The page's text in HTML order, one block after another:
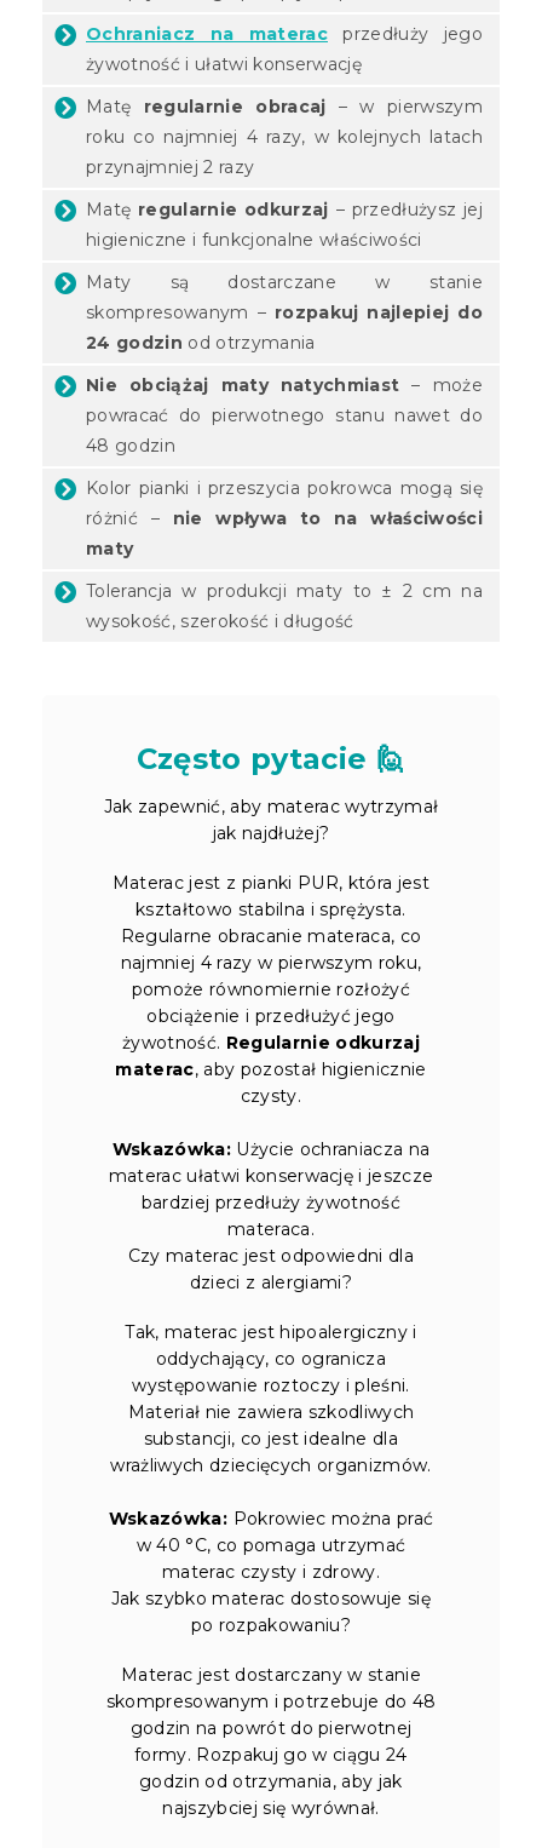
Ochraniacz na materac przedłuży jego
żywotność i ułatwi konserwację
Matę regularnie obracaj – w pierwszym
roku co najmniej 4 razy, w kolejnych latach
przynajmniej 2 razy
Matę regularnie odkurzaj – przedłużysz jej
higieniczne i funkcjonalne właściwości
Maty są dostarczane w stanie
skompresowanym – rozpakuj najlepiej do
24 godzin od otrzymania
Nie obciążaj maty natychmiast – może
powracać do pierwotnego stanu nawet do
48 godzin
Kolor pianki i przeszycia pokrowca mogą się
różnić – nie wpływa to na właściwości
maty
Tolerancja w produkcji maty to ± 2 cm na
wysokość, szerokość i długość
Często pytacie 🙋
Jak zapewnić, aby materac wytrzymał
jak najdłużej?
Materac jest z pianki PUR, która jest
kształtowo stabilna i sprężysta.
Regularne obracanie materaca, co
najmniej 4 razy w pierwszym roku,
pomoże równomiernie rozłożyć
obciążenie i przedłużyć jego
żywotność. Regularnie odkurzaj
materac, aby pozostał higienicznie
czysty.
Wskazówka: Użycie ochraniacza na
materac ułatwi konserwację i jeszcze
bardziej przedłuży żywotność
materaca.
Czy materac jest odpowiedni dla
dzieci z alergiami?
Tak, materac jest hipoalergiczny i
oddychający, co ogranicza
występowanie roztoczy i pleśni.
Materiał nie zawiera szkodliwych
substancji, co jest idealne dla
wrażliwych dziecięcych organizmów.
Wskazówka: Pokrowiec można prać
w 40 °C, co pomaga utrzymać
materac czysty i zdrowy.
Jak szybko materac dostosowuje się
po rozpakowaniu?
Materac jest dostarczany w stanie
skompresowanym i potrzebuje do 48
godzin na powrót do pierwotnej
formy. Rozpakuj go w ciągu 24
godzin od otrzymania, aby jak
najszybciej się wyrównał.